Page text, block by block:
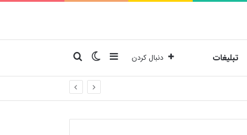
تبلیغات دنبال کردن نوارکناریتغییر پوسته
جستجو برای